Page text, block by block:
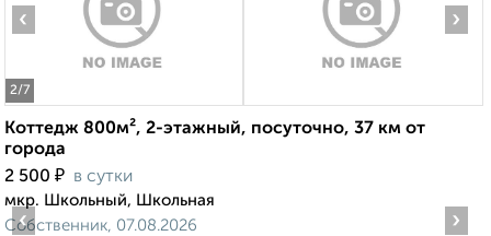
2/7
‹ ›
Коттедж 800м², 2-этажный, посуточно, 37 км от
города
2 500 ₽ в сутки
мкр. Школьный, Школьная
Собственник, 07.08.2026
‹ ›